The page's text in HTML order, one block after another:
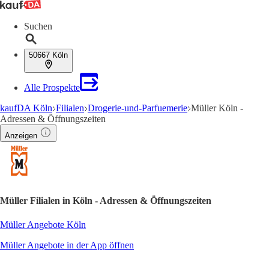
Suchen
50667 Köln
Alle Prospekte
kaufDA Köln Filialen Drogerie-und-Parfuemerie Müller Köln -
Adressen & Öffnungszeiten
Anzeigen
Müller Filialen in Köln - Adressen & Öffnungszeiten
Müller Angebote Köln
Müller Angebote in der App öffnen